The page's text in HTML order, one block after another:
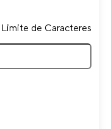
Limite de Caracteres